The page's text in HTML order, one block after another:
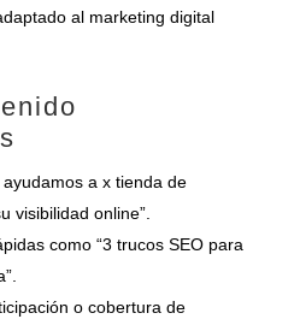
al marketing digital
ayudamos a x tienda de
visibilidad online”.
como “3 trucos SEO para
o cobertura de